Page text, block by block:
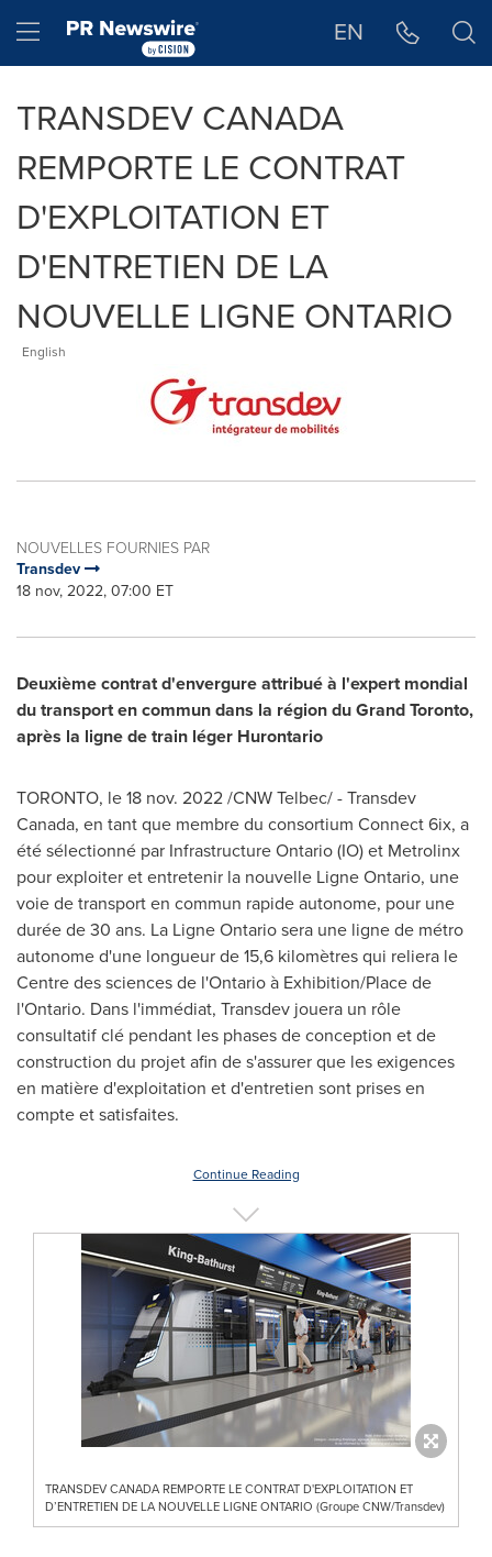
Hamburger menu EN
TRANSDEV CANADA
REMPORTE LE CONTRAT
D'EXPLOITATION ET
D'ENTRETIEN DE LA
NOUVELLE LIGNE ONTARIO
English
NOUVELLES FOURNIES PAR
Transdev
18 nov, 2022, 07:00 ET
Deuxième contrat d'envergure attribué à l'expert mondial
du transport en commun dans la région du Grand Toronto,
après la ligne de train léger Hurontario
TORONTO, le18 nov. 2022/CNW Telbec/ - Transdev
Canada, en tant que membre du consortium Connect 6ix, a
été sélectionné par Infrastructure Ontario (IO) et Metrolinx
pour exploiter et entretenir la nouvelle Ligne Ontario, une
voie de transport en commun rapide autonome, pour une
durée de 30 ans. La Ligne Ontario sera une ligne de métro
autonome d'une longueur de 15,6 kilomètres qui reliera le
Centre des sciences de l'Ontarioà Exhibition/Place de
l'Ontario. Dans l'immédiat, Transdev jouera un rôle
consultatif clé pendant les phases de conception et de
construction du projet afin de s'assurer que les exigences
en matière d'exploitation et d'entretien sont prises en
compte et satisfaites.
Continue Reading
TRANSDEV CANADA REMPORTE LE CONTRAT D'EXPLOITATION ET
D’ENTRETIEN DE LA NOUVELLE LIGNE ONTARIO (Groupe CNW/Transdev)